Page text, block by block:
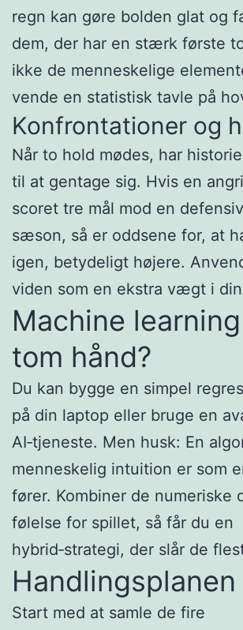
regn kan gøre bolden glat og
dem, der har en stærk første
ikke de menneskelige
vende en statistisk tavle på
Konfrontationer og
Når to hold mødes, har
til at gentage sig. Hvis en
scoret tre mål mod en
sæson, så er oddsene for, at
igen, betydeligt højere.
viden som en ekstra vægt i
Machine
tom hånd?
Du kan bygge en simpel
på din laptop eller bruge en
AI‑tjeneste. Men husk: En
menneskelig intuition er som
fører. Kombiner de numeriske
følelse for spillet, så får du en
hybrid‑strategi, der slår de
Handlingsplanen
Start med at samle de fire